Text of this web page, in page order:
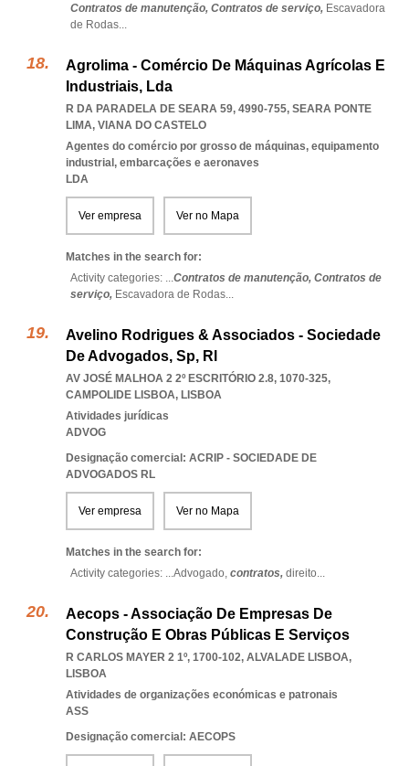
Contratos de manutenção, Contratos de serviço, Escavadora
de Rodas...
Agrolima - Comércio De Máquinas Agrícolas E
Industriais, Lda
R DA PARADELA DE SEARA 59, 4990-755, SEARA PONTE
LIMA, VIANA DO CASTELO
Agentes do comércio por grosso de máquinas, equipamento
industrial, embarcações e aeronaves
LDA
Ver empresa Ver no Mapa
Matches in the search for:
Activity categories: ...Contratos de manutenção, Contratos de
serviço, Escavadora de Rodas...
Avelino Rodrigues & Associados - Sociedade
De Advogados, Sp, Rl
AV JOSÉ MALHOA 2 2º ESCRITÓRIO 2.8, 1070-325,
CAMPOLIDE LISBOA, LISBOA
Atividades jurídicas
ADVOG
Designação comercial: ACRIP - SOCIEDADE DE
ADVOGADOS RL
Ver empresa Ver no Mapa
Matches in the search for:
Activity categories: ...Advogado, contratos, direito...
Aecops - Associação De Empresas De
Construção E Obras Públicas E Serviços
R CARLOS MAYER 2 1º, 1700-102, ALVALADE LISBOA,
LISBOA
Atividades de organizações económicas e patronais
ASS
Designação comercial: AECOPS